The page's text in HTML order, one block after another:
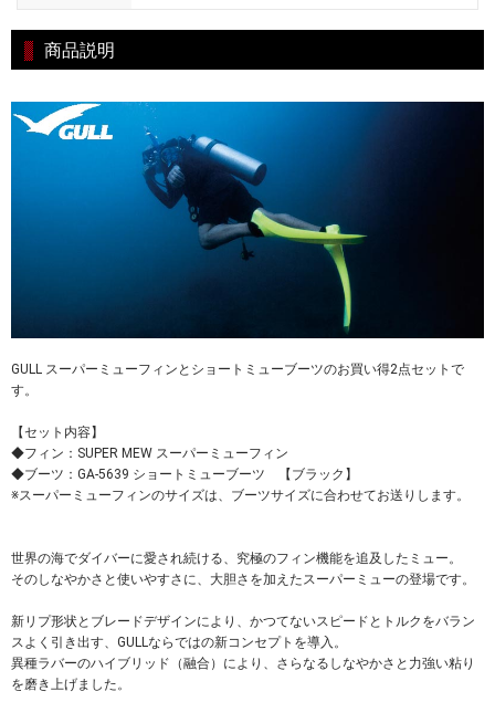
商品説明
GULL スーパーミューフィンとショートミューブーツのお買い得2点セットで
す。
【セット内容】
◆フィン：SUPER MEW スーパーミューフィン
◆ブーツ：GA-5639 ショートミューブーツ 【ブラック】
※スーパーミューフィンのサイズは、ブーツサイズに合わせてお送りします。
世界の海でダイバーに愛され続ける、究極のフィン機能を追及したミュー。
そのしなやかさと使いやすさに、大胆さを加えたスーパーミューの登場です。
新リプ形状とブレードデザインにより、かつてないスピードとトルクをバラン
スよく引き出す、GULLならではの新コンセプトを導入。
異種ラバーのハイブリッド（融合）により、さらなるしなやかさと力強い粘り
を磨き上げました。